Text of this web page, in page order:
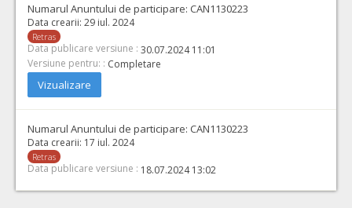
Numarul Anuntului de participare: CAN1130223
Data crearii: 29 iul. 2024
Retras
Data publicare versiune : 30.07.2024 11:01
Versiune pentru: : Completare
Vizualizare
Numarul Anuntului de participare: CAN1130223
Data crearii: 17 iul. 2024
Retras
Data publicare versiune : 18.07.2024 13:02